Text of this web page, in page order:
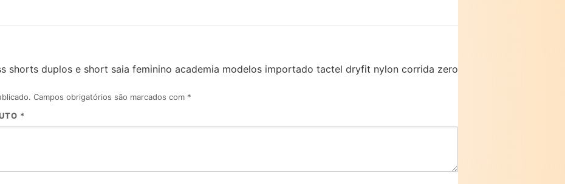
shorts duplos e short saia feminino academia modelos importado tactel dryfit nylon corrida zero
Campos obrigatórios são marcados com *
*